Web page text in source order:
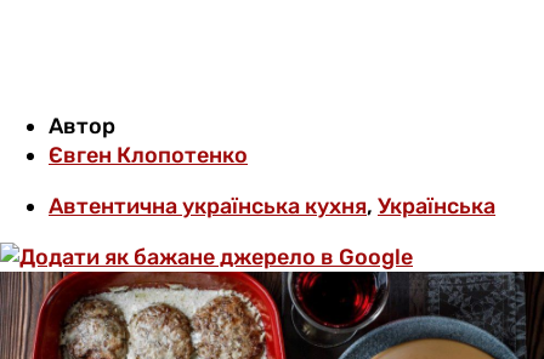
Автор
Євген Клопотенко
Автентична українська кухня, Українська